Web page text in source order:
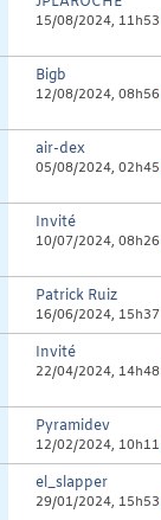
15/08/2024, 11h53
Bigb
12/08/2024, 08h56
air-dex
05/08/2024, 02h45
Invité
10/07/2024, 08h26
Patrick Ruiz
16/06/2024, 15h37
Invité
22/04/2024, 14h48
Pyramidev
12/02/2024, 10h11
el_slapper
29/01/2024, 15h53